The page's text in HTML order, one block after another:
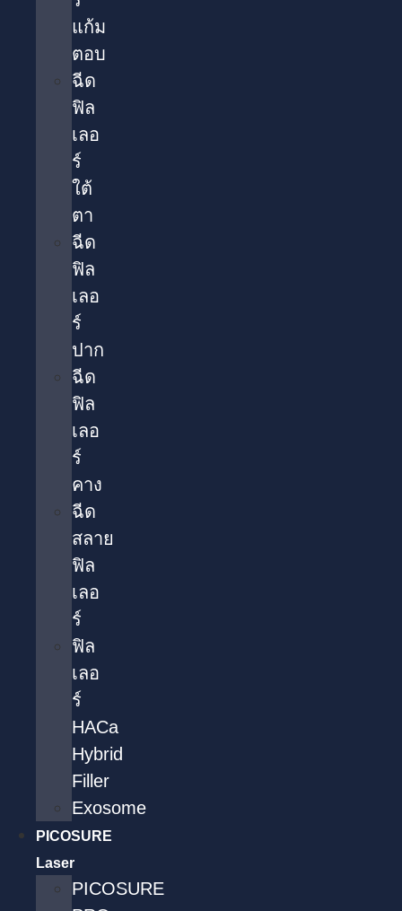
แก้ม
ตอบ
ฉีด
ฟิล
เลอ
ร์
ใต้
ตา​
ฉีด
ฟิล
เลอ
ร์
ปาก
ฉีด
ฟิล
เลอ
ร์
คาง
ฉีด
สลาย
ฟิล
เลอ
ร์
ฟิล
เลอ
ร์
HACa
Hybrid
Filler
Exosome
PICOSURE
Laser
PICOSURE